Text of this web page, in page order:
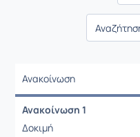
Ανακοίνωση
Ανακοίνωση
Ανακοίνωση 1
Δοκιμή